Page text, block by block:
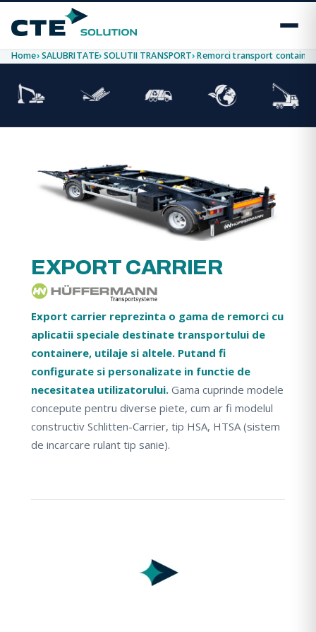
Home SALUBRITATE SOLUTII TRANSPORT Remorci transport
EXPORT CARRIER
Export carrier reprezinta o gama de remorci cu
aplicatii speciale destinate transportului de
containere, utilaje si altele. Putand fi
configurate si personalizate in functie de
necesitatea utilizatorului. Gama cuprinde modele
concepute pentru diverse piete, cum ar fi modelul
constructiv Schlitten-Carrier, tip HSA, HTSA (sistem
de incarcare rulant tip sanie).